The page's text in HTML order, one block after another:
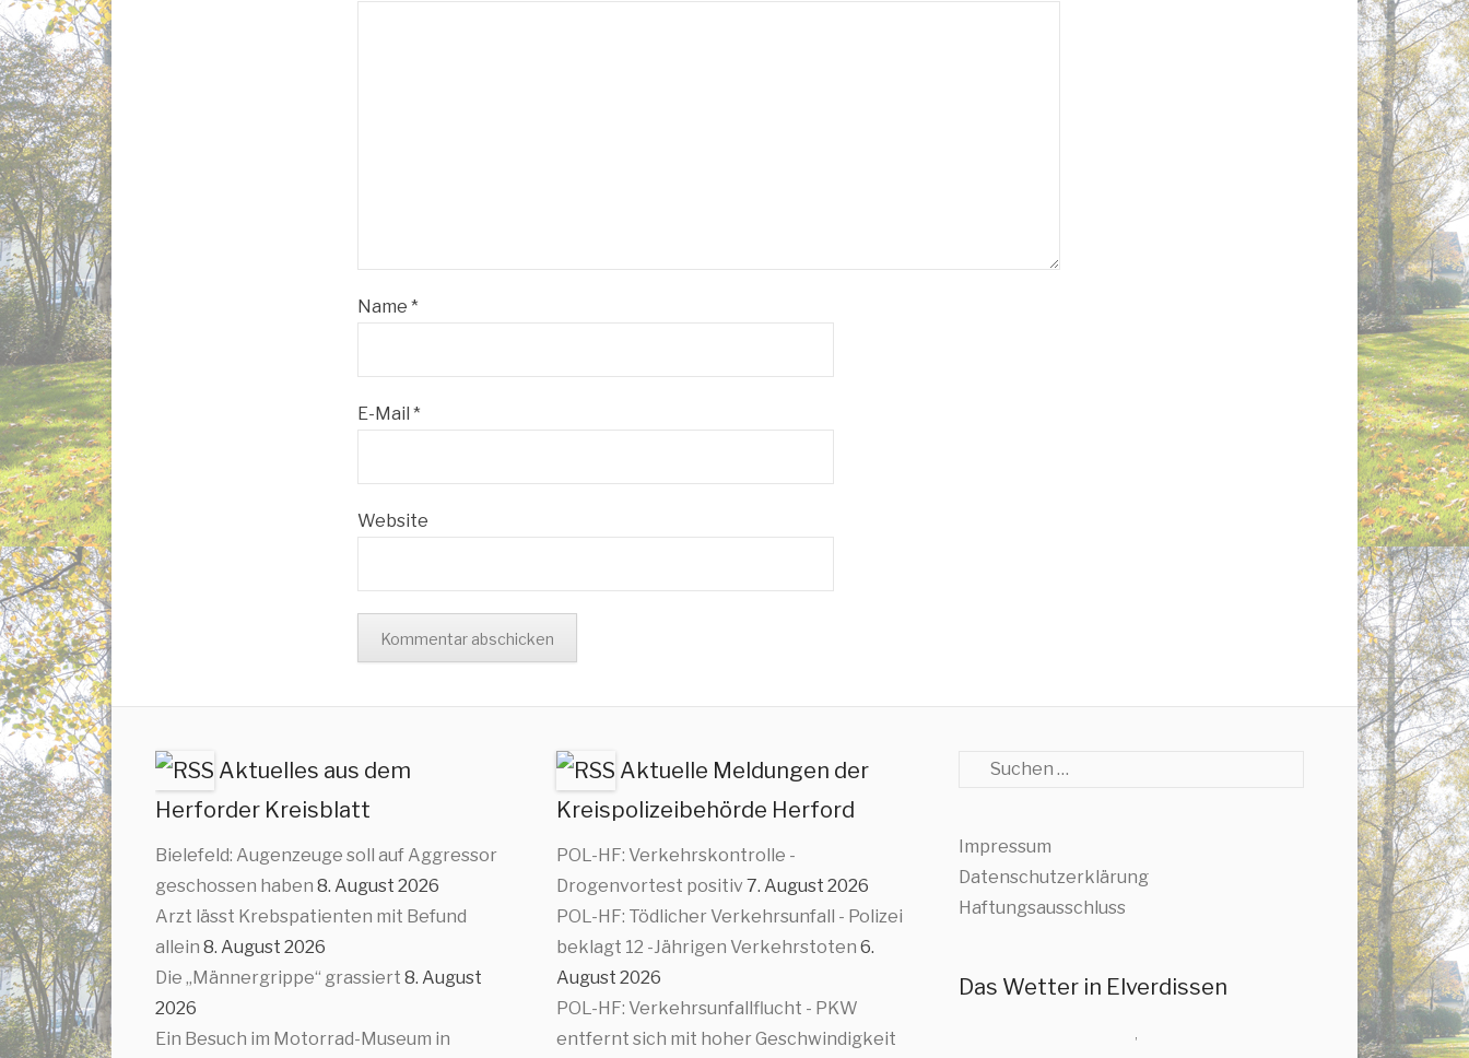
Name *
E-Mail *
Website
Aktuelles aus dem
Herforder Kreisblatt
Bielefeld: Augenzeuge soll auf Aggressor
geschossen haben 8. August 2026
Arzt lässt Krebspatienten mit Befund
allein 8. August 2026
Die „Männergrippe“ grassiert 8. August
2026
Ein Besuch im Motorrad-Museum in
Aktuelle Meldungen der
Kreispolizeibehörde Herford
POL-HF: Verkehrskontrolle -
Drogenvortest positiv 7. August 2026
POL-HF: Tödlicher Verkehrsunfall - Polizei
beklagt 12 -Jährigen Verkehrstoten 6.
August 2026
POL-HF: Verkehrsunfallflucht - PKW
entfernt sich mit hoher Geschwindigkeit
Suche
Impressum
Datenschutzerklärung
Haftungsausschluss
Das Wetter in Elverdissen
,